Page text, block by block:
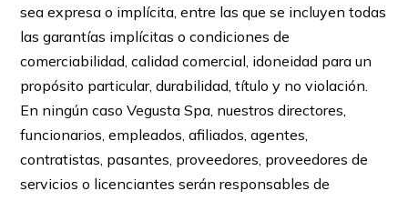
sea expresa o implícita, entre las que se incluyen todas
las garantías implícitas o condiciones de
comerciabilidad, calidad comercial, idoneidad para un
propósito particular, durabilidad, título y no violación.
En ningún caso Vegusta Spa, nuestros directores,
funcionarios, empleados, afiliados, agentes,
contratistas, pasantes, proveedores, proveedores de
servicios o licenciantes serán responsables de